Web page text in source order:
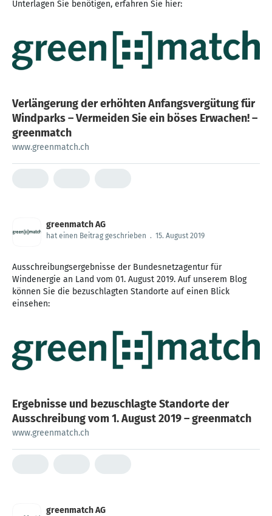
Unterlagen Sie benötigen, erfahren Sie hier:
Verlängerung der erhöhten Anfangsvergütung für
Windparks – Vermeiden Sie ein böses Erwachen! –
greenmatch
www.greenmatch.ch
greenmatch AG
hat einen Beitrag geschrieben . 15. August 2019
Ausschreibungsergebnisse der Bundesnetzagentur für
Windenergie an Land vom 01. August 2019. Auf unserem Blog
können Sie die bezuschlagten Standorte auf einen Blick
einsehen:
Ergebnisse und bezuschlagte Standorte der
Ausschreibung vom 1. August 2019 – greenmatch
www.greenmatch.ch
greenmatch AG